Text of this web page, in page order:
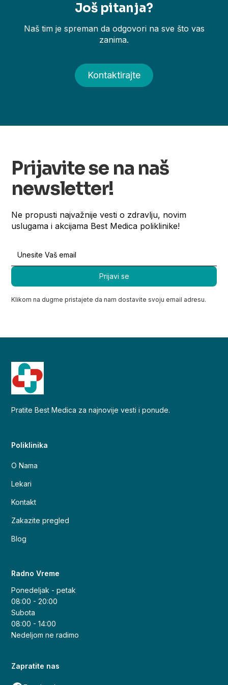
Još pitanja?
Naš tim je spreman da odgovori na sve što vas
zanima.
Kontaktirajte
Prijavite se na naš
newsletter!
Ne propusti najvažnije vesti o zdravlju, novim
uslugama i akcijama Best Medica poliklinike!
Klikom na dugme pristajete da nam dostavite svoju email adresu.
Pratite Best Medica za najnovije vesti i ponude.
Poliklinika
O Nama
Lekari
Kontakt
Zakazite pregled
Blog
Radno Vreme
Ponedeljak - petak
08:00 - 20:00
Subota
08:00 - 14:00
Nedeljom ne radimo
Zapratite nas